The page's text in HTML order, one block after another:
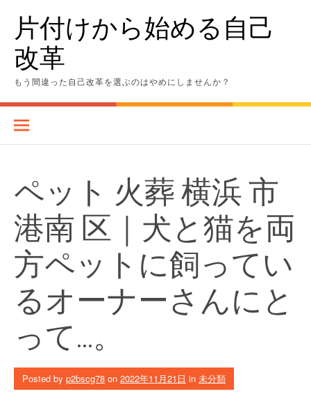
content片付けから始める自己
改革
もう間違った自己改革を選ぶのはやめにしませんか？
ペット 火葬 横浜 市
港南 区｜犬と猫を両
方ペットに飼ってい
るオーナーさんにと
って…。
Posted by p2bscg78 on 2022年11月21日 in 未分類